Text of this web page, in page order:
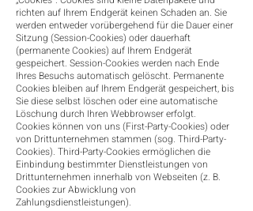
richten auf Ihrem Endgerät keinen Schaden an. Sie
werden entweder vorübergehend für die Dauer einer
Sitzung (Session-Cookies) oder dauerhaft
(permanente Cookies) auf Ihrem Endgerät
gespeichert. Session-Cookies werden nach Ende
Ihres Besuchs automatisch gelöscht. Permanente
Cookies bleiben auf Ihrem Endgerät gespeichert, bis
Sie diese selbst löschen oder eine automatische
Löschung durch Ihren Webbrowser erfolgt.
Cookies können von uns (First-Party-Cookies) oder
von Drittunternehmen stammen (sog. Third-Party-
Cookies). Third-Party-Cookies ermöglichen die
Einbindung bestimmter Dienstleistungen von
Drittunternehmen innerhalb von Webseiten (z. B.
Cookies zur Abwicklung von
Zahlungsdienstleistungen).